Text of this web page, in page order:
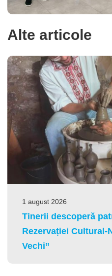
Alte articole
1 august 2026
Tinerii descoperă
Rezervației Cultural-
Vechi”